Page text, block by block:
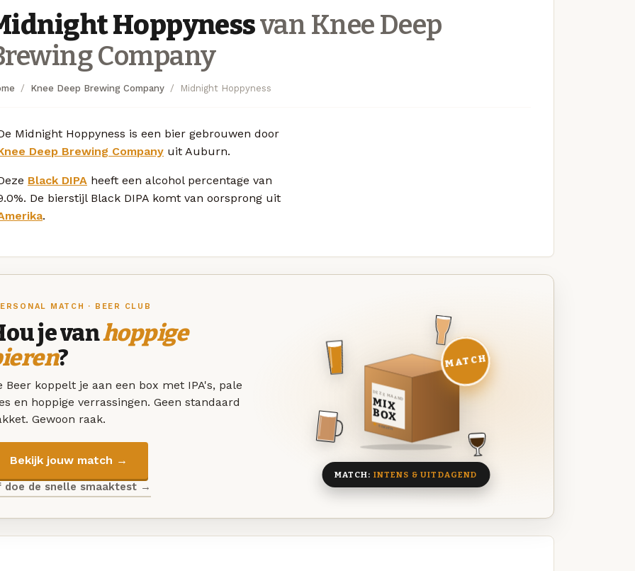
Hoppynessvan Knee Deep
Company
Knee Deep Brewing Company Midnight Hoppyness
Midnight Hoppyness is een bier gebrouwen door
Deep Brewing Company uit Auburn.
Black DIPA heeft een alcohol percentage van
De bierstijl Black DIPA komt van oorsprong uit
.
MATCH · BEER CLUB
je vanhoppige
?
Beer koppelt je aan een box met IPA's, pale
en hoppige verrassingen. Geen standaard
Gewoon raak.
Bekijk jouw match →
doe de snelle smaaktest →
DEZE MAAND
MIX
BOX
8 BIEREN
MATCH
MATCH: INTENS & UITDAGEND